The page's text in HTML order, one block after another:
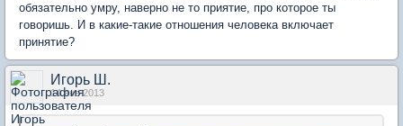
обязательно умру, наверно не то приятие, про которое ты
говоришь. И в какие-такие отношения человека включает
принятие?
Игорь Ш.
14 янв 2013